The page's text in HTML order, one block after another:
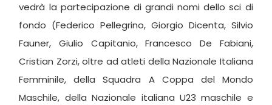
vedrà la partecipazione di grandi nomi dello sci di
fondo (Federico Pellegrino, Giorgio Dicenta, Silvio
Fauner, Giulio Capitanio, Francesco De Fabiani,
Cristian Zorzi, oltre ad atleti della Nazionale Italiana
Femminile, della Squadra A Coppa del Mondo
Maschile, della Nazionale italiana U23 maschile e